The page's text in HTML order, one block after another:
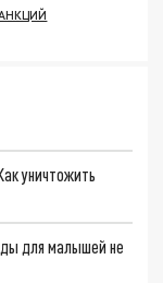
уничтожить
для малышей не